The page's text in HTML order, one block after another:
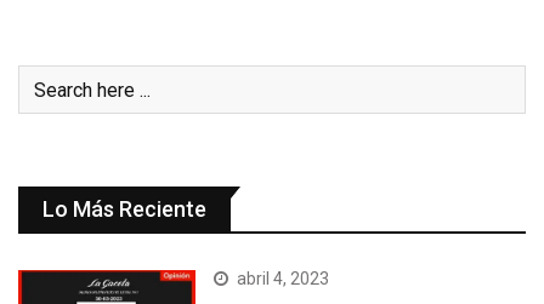
Lo Más Reciente
abril 4, 2023